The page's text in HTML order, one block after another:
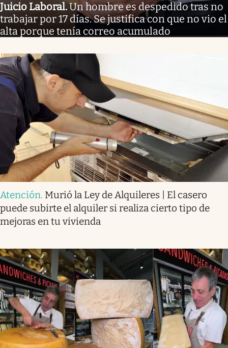
Juicio Laboral.Un hombre es despedido tras no
trabajar por 17 días. Se justifica con que no vio el
alta porque tenía correo acumulado
Atención. Murió la Ley de Alquileres | El casero
puede subirte el alquiler si realiza cierto tipo de
mejoras en tu vivienda